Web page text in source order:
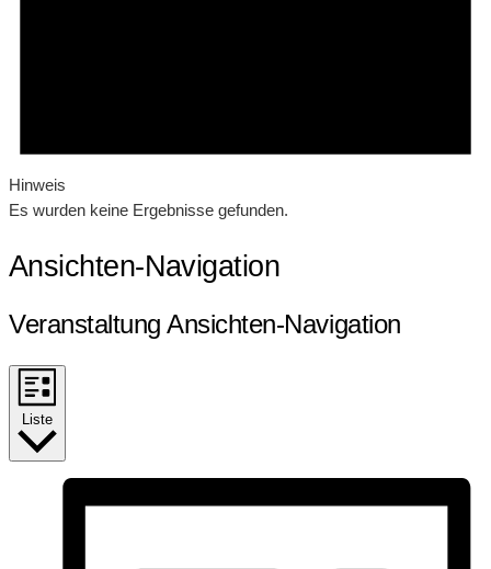
Hinweis
Es wurden keine Ergebnisse gefunden.
Ansichten-Navigation
Veranstaltung Ansichten-Navigation
Liste